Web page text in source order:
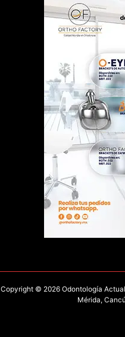
Copyright © 2026 Odontología
Mérida,